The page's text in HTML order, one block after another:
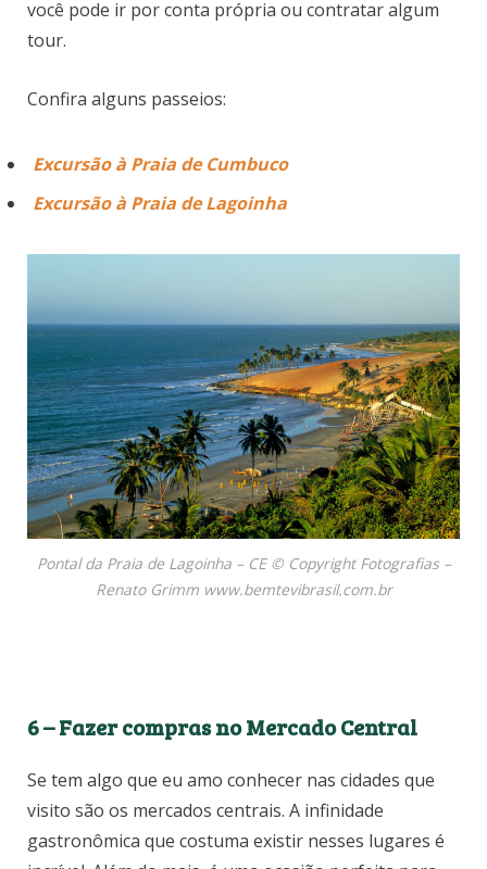
você pode ir por conta própria ou contratar algum
tour.
Confira alguns passeios:
Excursão à Praia de Cumbuco
Excursão à Praia de Lagoinha
Pontal da Praia de Lagoinha – CE © Copyright Fotografias –
Renato Grimm www.bemtevibrasil.com.br
6 – Fazer compras no Mercado Central
Se tem algo que eu amo conhecer nas cidades que
visito são os mercados centrais. A infinidade
gastronômica que costuma existir nesses lugares é